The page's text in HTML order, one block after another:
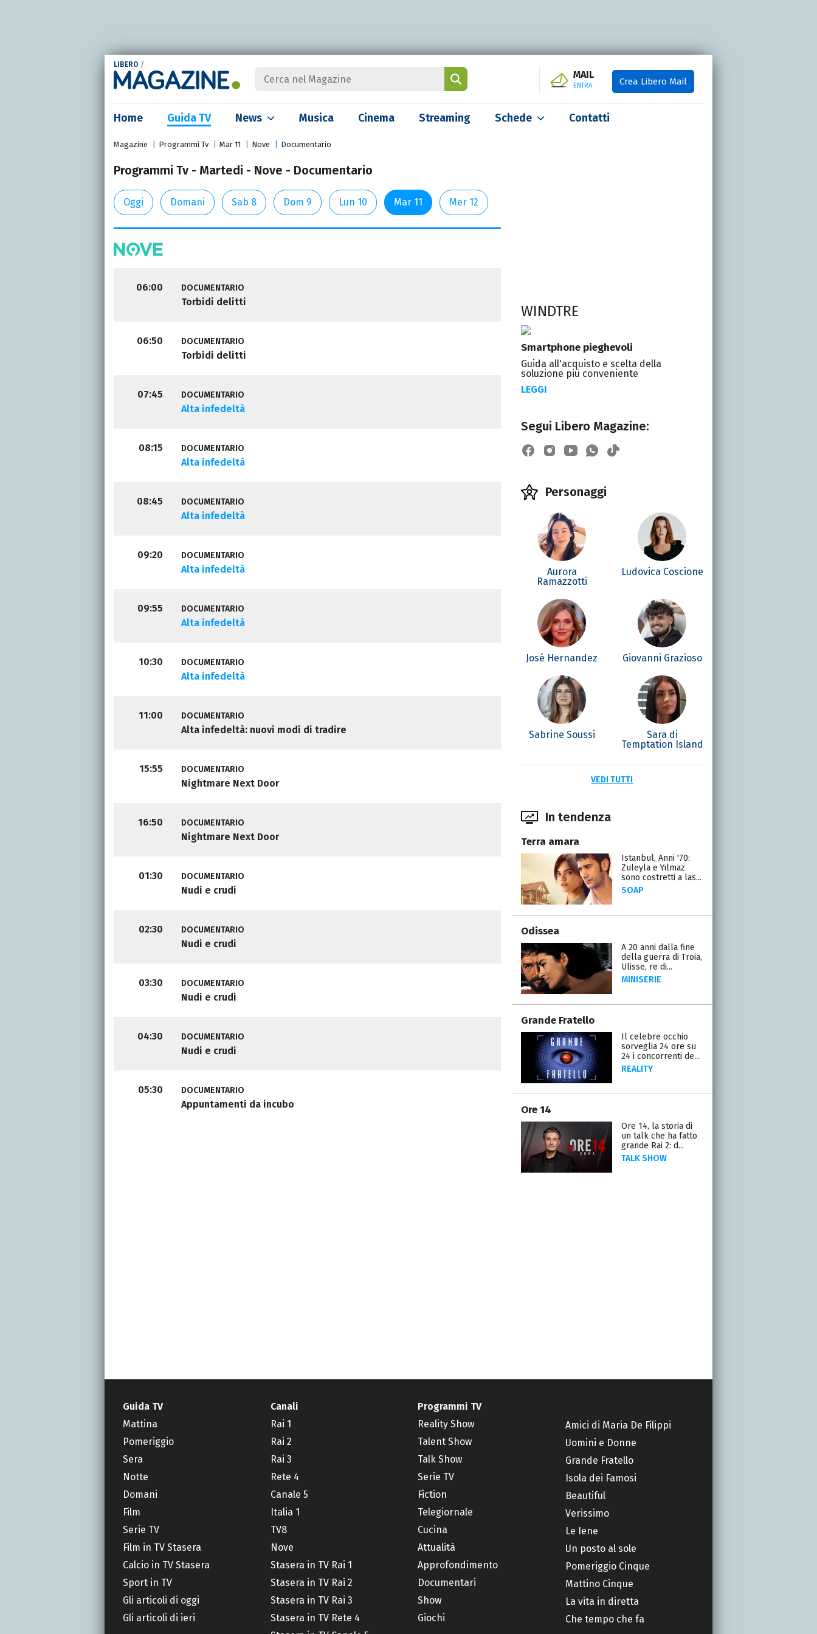
LIBERO /
MAIL
ENTRA Crea Libero Mail
Home Guida TV News Musica Cinema Streaming Schede Contatti
Magazine Programmi Tv Mar 11 Nove Documentario
Programmi Tv - Martedi - Nove - Documentario
Oggi Domani Sab 8 Dom 9 Lun 10 Mar 11 Mer 12
06:00 DOCUMENTARIO
Torbidi delitti
06:50 DOCUMENTARIO
Torbidi delitti
07:45 DOCUMENTARIO
Alta infedeltà
08:15 DOCUMENTARIO
Alta infedeltà
08:45 DOCUMENTARIO
Alta infedeltà
09:20 DOCUMENTARIO
Alta infedeltà
09:55 DOCUMENTARIO
Alta infedeltà
10:30 DOCUMENTARIO
Alta infedeltà
11:00 DOCUMENTARIO
Alta infedeltà: nuovi modi di tradire
15:55 DOCUMENTARIO
Nightmare Next Door
16:50 DOCUMENTARIO
Nightmare Next Door
01:30 DOCUMENTARIO
Nudi e crudi
02:30 DOCUMENTARIO
Nudi e crudi
03:30 DOCUMENTARIO
Nudi e crudi
04:30 DOCUMENTARIO
Nudi e crudi
05:30 DOCUMENTARIO
Appuntamenti da incubo
WINDTRE
Smartphone pieghevoli
Guida all'acquisto e scelta della
soluzione più conveniente
LEGGI
Segui Libero Magazine:
Personaggi
Aurora
Ramazzotti
Ludovica Coscione
José Hernandez Giovanni Grazioso
Sabrine Soussi
Sara di
Temptation Island
VEDI TUTTI
In tendenza
Terra amara
Istanbul, Anni '70:
Zuleyla e Yılmaz
sono costretti a las...
SOAP
Odissea
A 20 anni dalla fine
della guerra di Troia,
Ulisse, re di...
MINISERIE
Grande Fratello
Il celebre occhio
sorveglia 24 ore su
24 i concorrenti de...
REALITY
Ore 14
Ore 14, la storia di
un talk che ha fatto
grande Rai 2: d...
TALK SHOW
Guida TV
Mattina
Pomeriggio
Sera
Notte
Domani
Film
Serie TV
Film in TV Stasera
Calcio in TV Stasera
Sport in TV
Gli articoli di oggi
Gli articoli di ieri
Canali
Rai 1
Rai 2
Rai 3
Rete 4
Canale 5
Italia 1
TV8
Nove
Stasera in TV Rai 1
Stasera in TV Rai 2
Stasera in TV Rai 3
Stasera in TV Rete 4
Programmi TV
Reality Show
Talent Show
Talk Show
Serie TV
Fiction
Telegiornale
Cucina
Attualità
Approfondimento
Documentari
Show
Giochi
Amici di Maria De Filippi
Uomini e Donne
Grande Fratello
Isola dei Famosi
Beautiful
Verissimo
Le Iene
Un posto al sole
Pomeriggio Cinque
Mattino Cinque
La vita in diretta
Che tempo che fa